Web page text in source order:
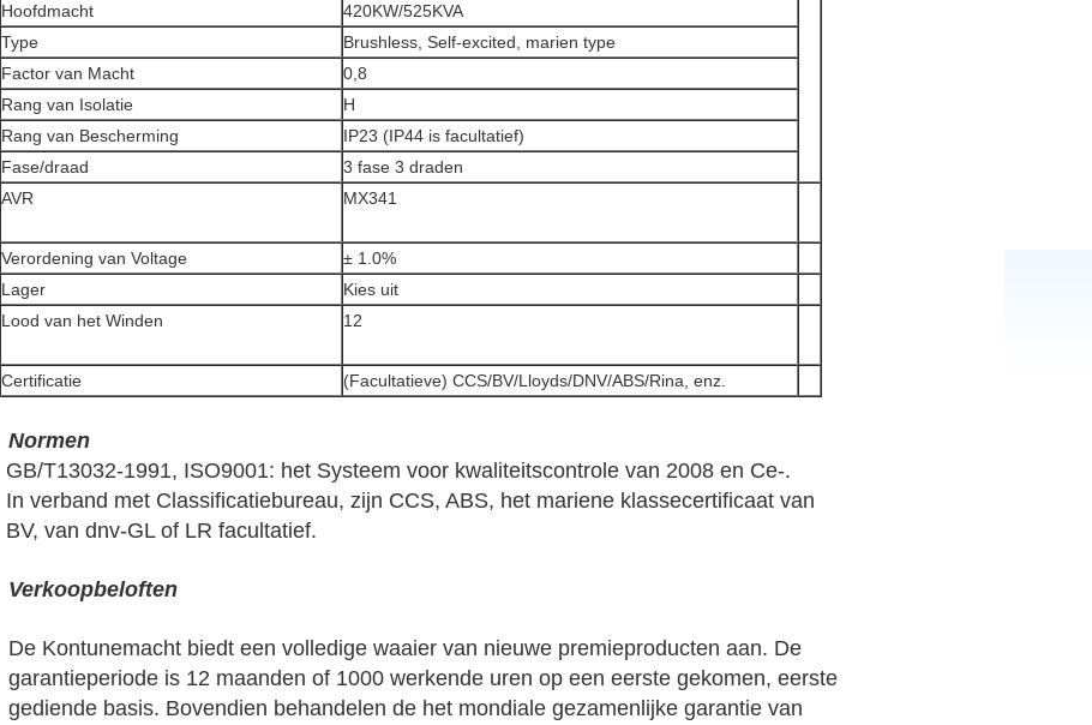
Hoofdmacht
420KW/525KVA
Type
Brushless, Self-excited, marien type
Factor van Macht
0,8
Rang van Isolatie
H
Rang van Bescherming
IP23 (IP44 is facultatief)
Fase/draad
3 fase 3 draden
AVR
MX341
Verordening van Voltage
± 1.0%
Lager
Kies uit
Lood van het Winden
12
Certificatie (Facultatieve) CCS/BV/Lloyds/DNV/ABS/Rina, enz.
Normen
GB/T13032-1991, ISO9001: het Systeem voor kwaliteitscontrole van 2008 en Ce-.
In verband met Classificatiebureau, zijn CCS, ABS, het mariene klassecertificaat van
BV, van dnv-GL of LR facultatief.
Verkoopbeloften
De Kontunemacht biedt een volledige waaier van nieuwe premieproducten aan. De
garantieperiode is 12 maanden of 1000 werkende uren op een eerste gekomen, eerste
gediende basis. Bovendien behandelen de het mondiale gezamenlijke garantie van